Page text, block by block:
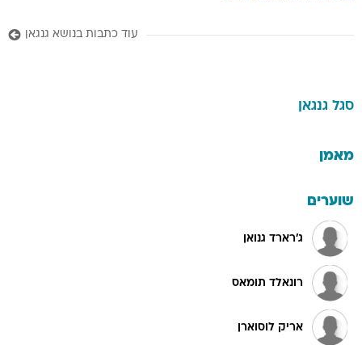
עוד כתבות בנושא גנגאן
סגל גנגאן
מאמן
שוערים
ג'רארד גנואן
רונאלד תומאס
אריק לוסוארן